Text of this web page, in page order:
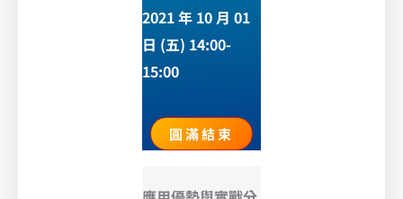
2021 年 10 月 01
日 (五) 14:00-
15:00
圓滿結束